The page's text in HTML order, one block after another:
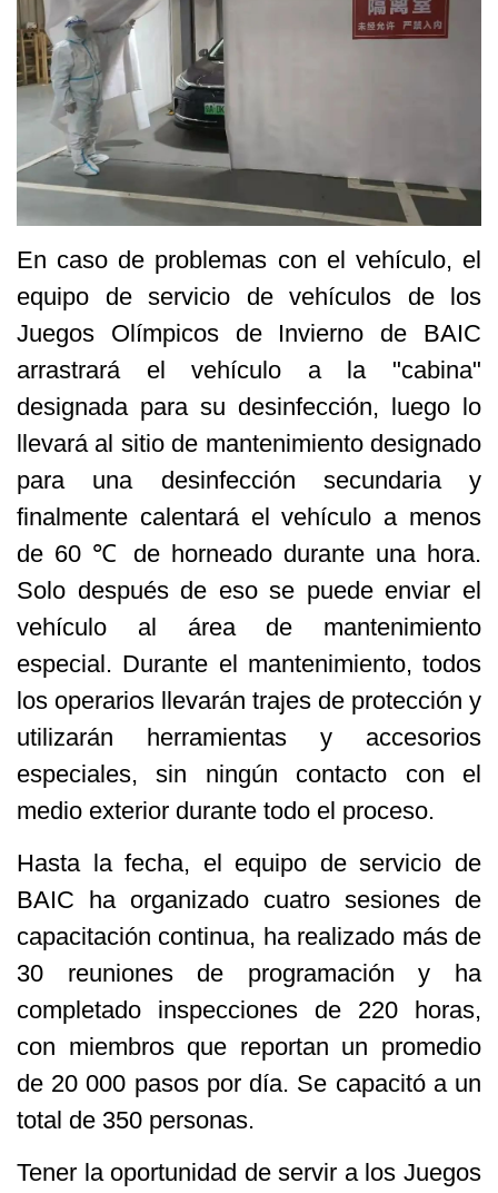
En caso de problemas con el vehículo, el
equipo de servicio de vehículos de los
Juegos Olímpicos de Invierno de BAIC
arrastrará el vehículo a la "cabina"
designada para su desinfección, luego lo
llevará al sitio de mantenimiento designado
para una desinfección secundaria y
finalmente calentará el vehículo a menos
de 60 ℃ de horneado durante una hora.
Solo después de eso se puede enviar el
vehículo al área de mantenimiento
especial. Durante el mantenimiento, todos
los operarios llevarán trajes de protección y
utilizarán herramientas y accesorios
especiales, sin ningún contacto con el
medio exterior durante todo el proceso.
Hasta la fecha, el equipo de servicio de
BAIC ha organizado cuatro sesiones de
capacitación continua, ha realizado más de
30 reuniones de programación y ha
completado inspecciones de 220 horas,
con miembros que reportan un promedio
de 20 000 pasos por día. Se capacitó a un
total de 350 personas.
Tener la oportunidad de servir a los Juegos